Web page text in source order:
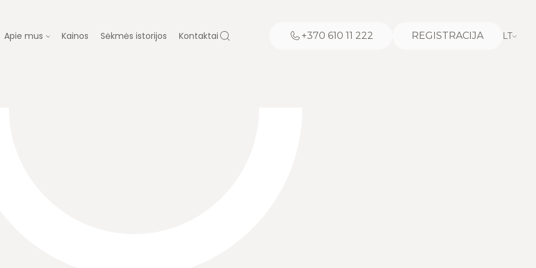
Apie mus Kainos Sėkmės istorijos Kontaktai +370 610 11 222 REGISTRACIJA LT